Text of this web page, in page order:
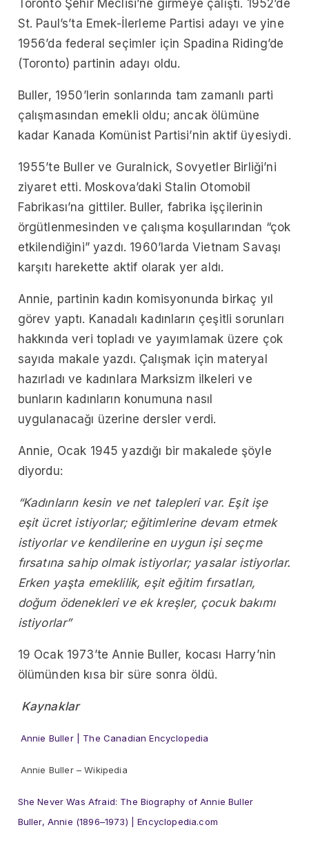
Toronto Şehir Meclisi’ne girmeye çalıştı. 1952’de
St. Paul’s’ta Emek-İlerleme Partisi adayı ve yine
1956’da federal seçimler için Spadina Riding’de
(Toronto) partinin adayı oldu.
Buller, 1950’lerin sonlarında tam zamanlı parti
çalışmasından emekli oldu; ancak ölümüne
kadar Kanada Komünist Partisi’nin aktif üyesiydi.
1955’te Buller ve Guralnick, Sovyetler Birliği’ni
ziyaret etti. Moskova’dakiStalin Otomobil
Fabrikası’na gittiler. Buller, fabrika işçilerinin
örgütlenmesinden ve çalışma koşullarından “çok
etkilendiğini” yazdı. 1960’larda Vietnam Savaşı
karşıtı harekette aktif olarak yer aldı.
Annie, partinin kadın komisyonunda birkaç yıl
görev yaptı. Kanadalı kadınların çeşitli sorunları
hakkında veri topladı ve yayımlamak üzere çok
sayıda makale yazdı. Çalışmak için materyal
hazırladı ve kadınlara Marksizm ilkeleri ve
bunların kadınların konumuna nasıl
uygulanacağı üzerine dersler verdi.
Annie, Ocak 1945 yazdığı bir makalede şöyle
diyordu:
“Kadınların kesin ve net talepleri var. Eşit işe
eşit ücret istiyorlar; eğitimlerine devam etmek
istiyorlar ve kendilerine en uygun işi seçme
fırsatına sahip olmak istiyorlar; yasalar istiyorlar.
Erken yaşta emeklilik, eşit eğitim fırsatları,
doğum ödenekleri ve ek kreşler, çocuk bakımı
istiyorlar”
19 Ocak 1973’te Annie Buller, kocası Harry’nin
ölümünden kısa bir süre sonra öldü.
Kaynaklar
Annie Buller | The Canadian Encyclopedia
Annie Buller – Wikipedia
She Never Was Afraid: The Biography of Annie Buller
Buller, Annie (1896–1973) | Encyclopedia.com